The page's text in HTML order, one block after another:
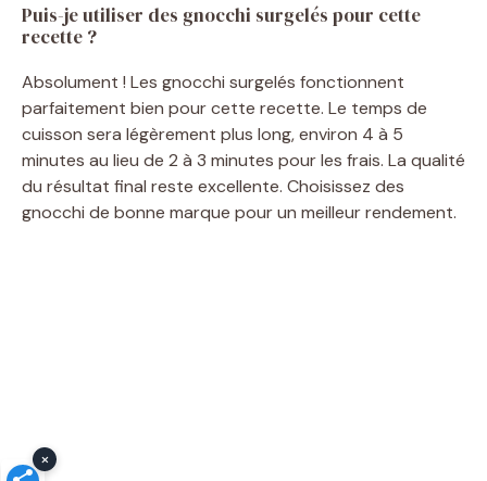
Puis-je utiliser des gnocchi surgelés pour cette
recette ?
Absolument ! Les gnocchi surgelés fonctionnent
parfaitement bien pour cette recette. Le temps de
cuisson sera légèrement plus long, environ 4 à 5
minutes au lieu de 2 à 3 minutes pour les frais. La qualité
du résultat final reste excellente. Choisissez des
gnocchi de bonne marque pour un meilleur rendement.
×